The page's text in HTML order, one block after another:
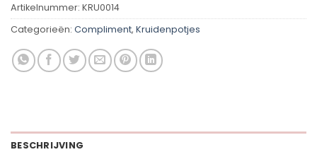
Artikelnummer: KRU0014
Categorieën: Compliment, Kruidenpotjes
BESCHRIJVING